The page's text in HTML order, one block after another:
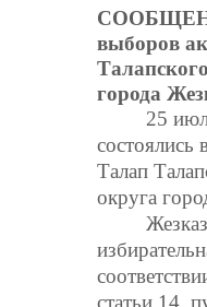
выборов
города
25 июля
состоялись
Талап
округа
статьи 14,